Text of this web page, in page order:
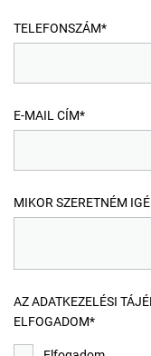
TELEFONSZÁM*
E-MAIL CÍM*
MIKOR SZERETNÉM
AZ ADATKEZELÉSI
ELFOGADOM*